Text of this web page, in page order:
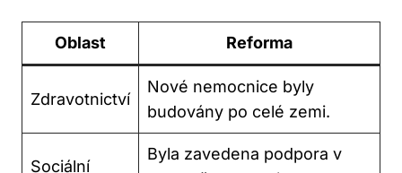
Oblast Reforma
Zdravotnictví
Nové nemocnice byly
budovány po celé zemi.
Sociální
Byla zavedena podpora v